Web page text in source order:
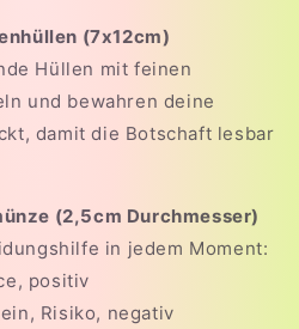
(7x12cm)
Hüllen mit feinen
und bewahren deine
damit die Botschaft lesbar
(2,5cm Durchmesser)
in jedem Moment:
positiv
Risiko, negativ